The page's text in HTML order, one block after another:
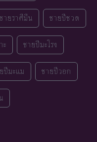
ชายราศีมีน ชายปีชวด
ะ ชายปีมะโรง
ปีมะแม ชายปีวอก